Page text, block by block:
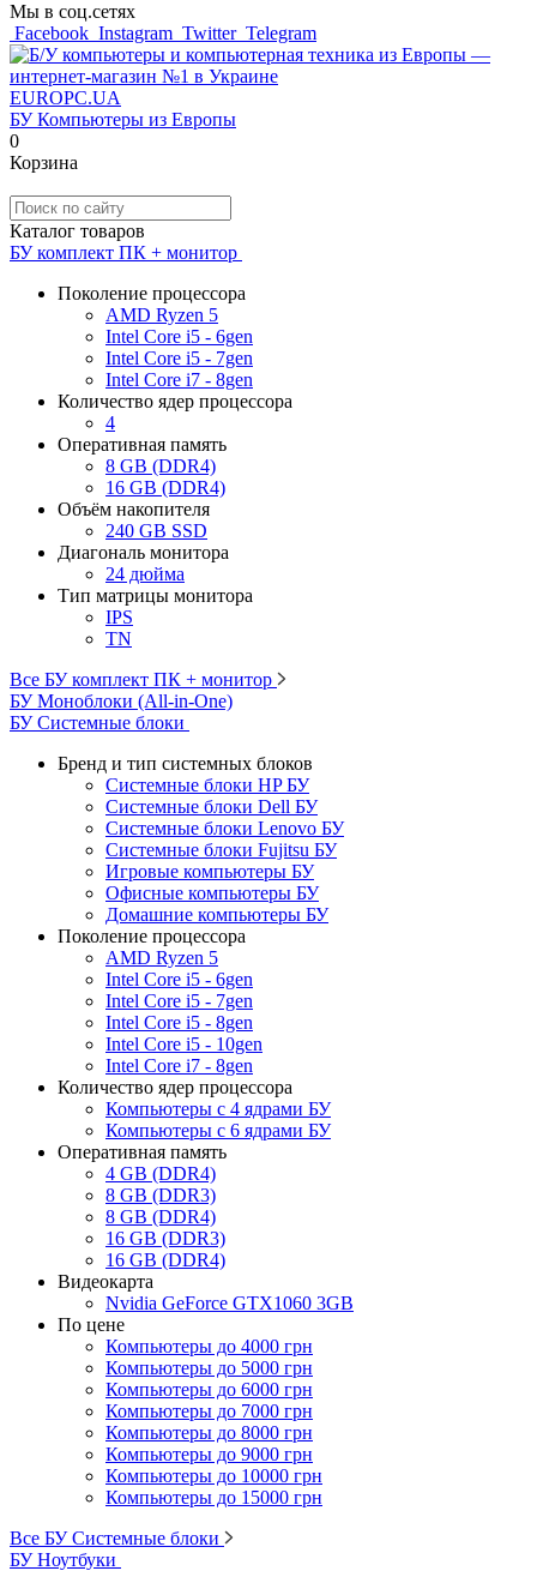
Мы в соц.сетях
Facebook Instagram Twitter Telegram
EUROPC.UA
БУ Компьютеры из Европы
0
Корзина
Каталог товаров
БУ комплект ПК + монитор
Поколение процессора
AMD Ryzen 5
Intel Core i5 - 6gen
Intel Core i5 - 7gen
Intel Core i7 - 8gen
Количество ядер процессора
4
Оперативная память
8 GB (DDR4)
16 GB (DDR4)
Объём накопителя
240 GB SSD
Диагональ монитора
24 дюйма
Тип матрицы монитора
IPS
TN
Все БУ комплект ПК + монитор
БУ Моноблоки (All-in-One)
БУ Системные блоки
Бренд и тип системных блоков
Системные блоки HP БУ
Системные блоки Dell БУ
Системные блоки Lenovo БУ
Системные блоки Fujitsu БУ
Игровые компьютеры БУ
Офисные компьютеры БУ
Домашние компьютеры БУ
Поколение процессора
AMD Ryzen 5
Intel Core i5 - 6gen
Intel Core i5 - 7gen
Intel Core i5 - 8gen
Intel Core i5 - 10gen
Intel Core i7 - 8gen
Количество ядер процессора
Компьютеры с 4 ядрами БУ
Компьютеры с 6 ядрами БУ
Оперативная память
4 GB (DDR4)
8 GB (DDR3)
8 GB (DDR4)
16 GB (DDR3)
16 GB (DDR4)
Видеокарта
Nvidia GeForce GTX1060 3GB
По цене
Компьютеры до 4000 грн
Компьютеры до 5000 грн
Компьютеры до 6000 грн
Компьютеры до 7000 грн
Компьютеры до 8000 грн
Компьютеры до 9000 грн
Компьютеры до 10000 грн
Компьютеры до 15000 грн
Все БУ Системные блоки
БУ Ноутбуки